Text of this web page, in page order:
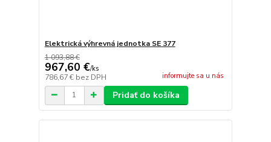
Elektrická výhrevná jednotka SE 377
1 093,88 €
967,60 €/ks
786,67 € bez DPH informujte sa u nás
Pridať do košíka